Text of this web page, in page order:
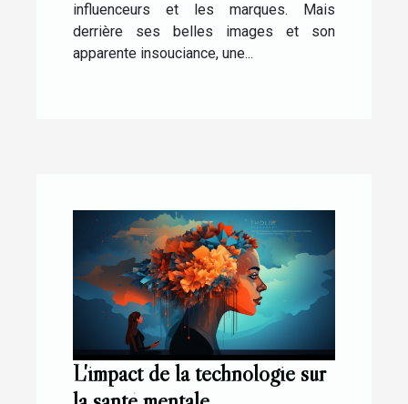
influenceurs et les marques. Mais
derrière ses belles images et son
apparente insouciance, une...
L'impact de la technologie sur